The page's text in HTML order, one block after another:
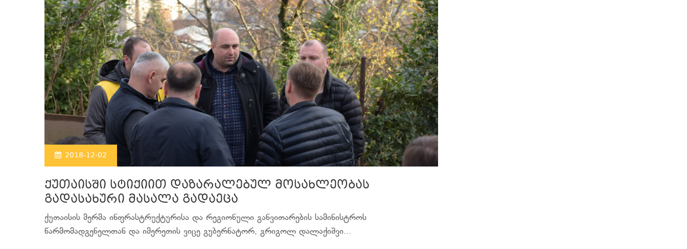
2018-12-02
ქუთაისში სტიქიით დაზარალებულ მოსახლეობას
გადასახური მასალა გადაეცა
ქუთაისის მერმა ინფრასტრუქტურისა და რეგიონული განვითარების სამინისტროს
წარმომადგენელთან და იმერეთის ვიცე გუბერნატორ, გრიგოლ დალაქიშვი...